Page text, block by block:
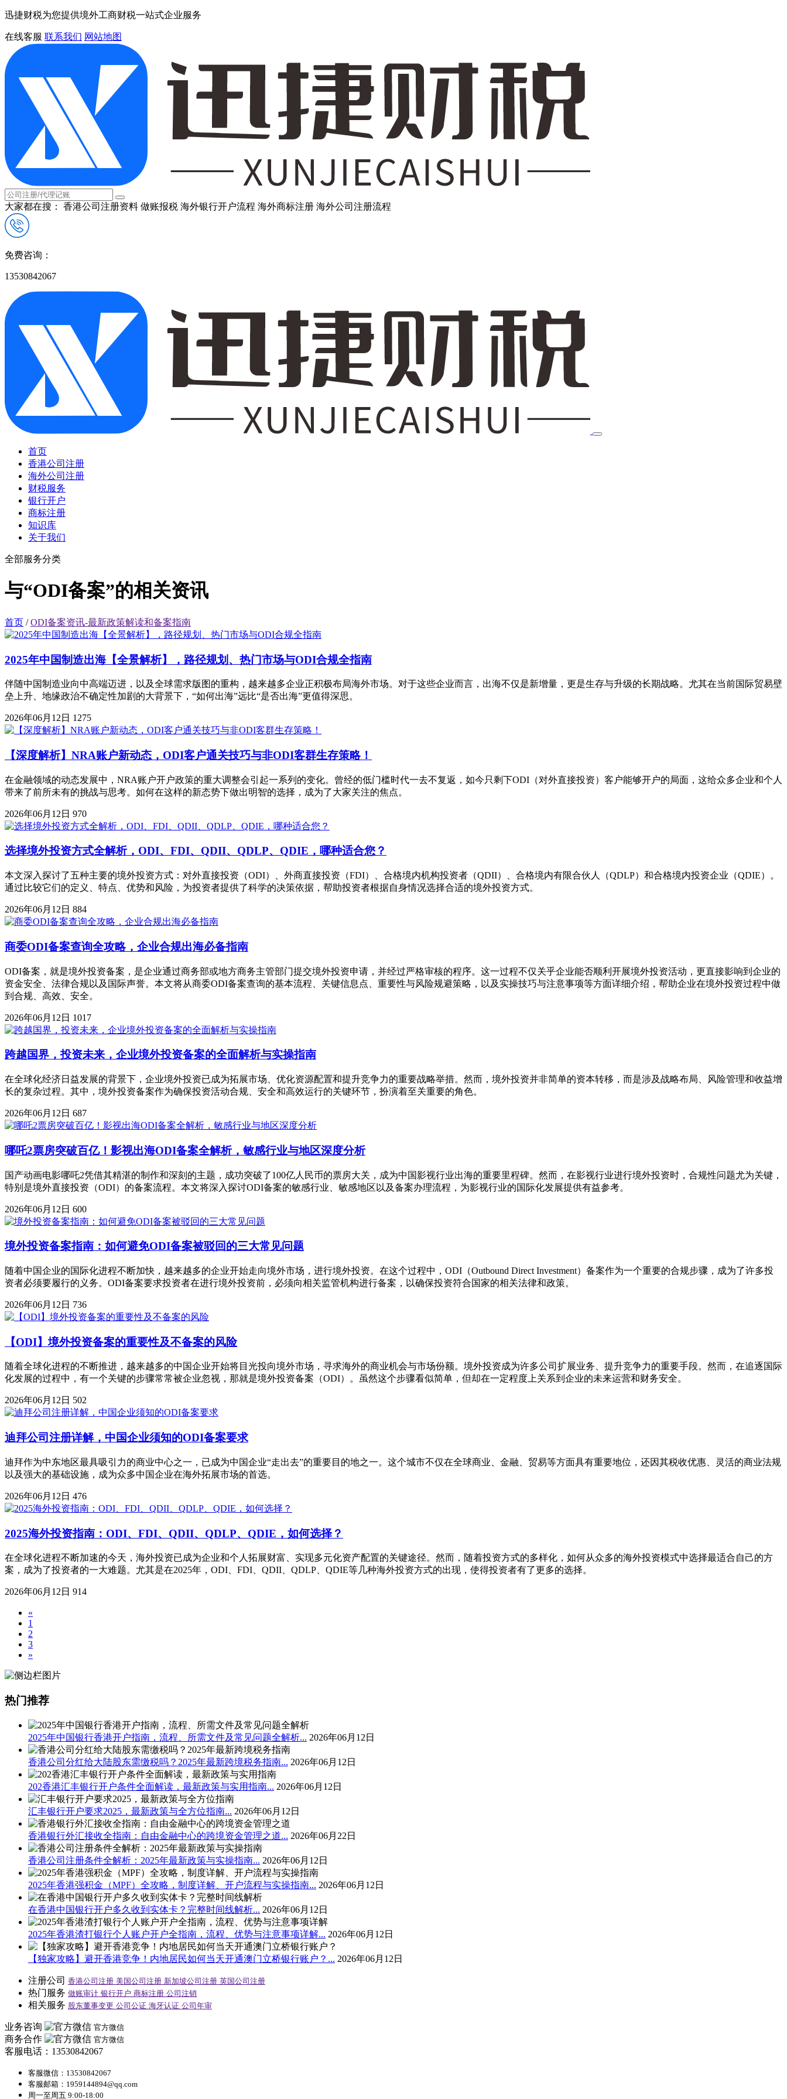
迅捷财税为您提供境外工商财税一站式企业服务
在线客服 联系我们 网站地图
大家都在搜： 香港公司注册资料 做账报税 海外银行开户流程 海外商标注册 海外公司注册流程
免费咨询：
13530842067
首页
香港公司注册
海外公司注册
财税服务
银行开户
商标注册
知识库
关于我们
全部服务分类
与“ODI备案”的相关资讯
首页 /ODI备案资讯-最新政策解读和备案指南
2025年中国制造出海【全景解析】，路径规划、热门市场与ODI合规全指南
伴随中国制造业向中高端迈进，以及全球需求版图的重构，越来越多企业正积极布局海外市场。对于这些企业而言，出海不仅是新增量，更是生存与升级的长期战略。尤其在当前国际贸易壁
垒上升、地缘政治不确定性加剧的大背景下，“如何出海”远比“是否出海”更值得深思。
2026年06月12日 1275
【深度解析】NRA账户新动态，ODI客户通关技巧与非ODI客群生存策略！
在金融领域的动态发展中，NRA账户开户政策的重大调整会引起一系列的变化。曾经的低门槛时代一去不复返，如今只剩下ODI（对外直接投资）客户能够开户的局面，这给众多企业和个人
带来了前所未有的挑战与思考。如何在这样的新态势下做出明智的选择，成为了大家关注的焦点。
2026年06月12日 970
选择境外投资方式全解析，ODI、FDI、QDII、QDLP、QDIE，哪种适合您？
本文深入探讨了五种主要的境外投资方式：对外直接投资（ODI）、外商直接投资（FDI）、合格境内机构投资者（QDII）、合格境内有限合伙人（QDLP）和合格境内投资企业（QDIE）。
通过比较它们的定义、特点、优势和风险，为投资者提供了科学的决策依据，帮助投资者根据自身情况选择合适的境外投资方式。
2026年06月12日 884
商委ODI备案查询全攻略，企业合规出海必备指南
ODI备案，就是境外投资备案，是企业通过商务部或地方商务主管部门提交境外投资申请，并经过严格审核的程序。这一过程不仅关乎企业能否顺利开展境外投资活动，更直接影响到企业的
资金安全、法律合规以及国际声誉。本文将从商委ODI备案查询的基本流程、关键信息点、重要性与风险规避策略，以及实操技巧与注意事项等方面详细介绍，帮助企业在境外投资过程中做
到合规、高效、安全。
2026年06月12日 1017
跨越国界，投资未来，企业境外投资备案的全面解析与实操指南
在全球化经济日益发展的背景下，企业境外投资已成为拓展市场、优化资源配置和提升竞争力的重要战略举措。然而，境外投资并非简单的资本转移，而是涉及战略布局、风险管理和收益增
长的复杂过程。其中，境外投资备案作为确保投资活动合规、安全和高效运行的关键环节，扮演着至关重要的角色。
2026年06月12日 687
哪吒2票房突破百亿！影视出海ODI备案全解析，敏感行业与地区深度分析
国产动画电影哪吒2凭借其精湛的制作和深刻的主题，成功突破了100亿人民币的票房大关，成为中国影视行业出海的重要里程碑。然而，在影视行业进行境外投资时，合规性问题尤为关键，
特别是境外直接投资（ODI）的备案流程。本文将深入探讨ODI备案的敏感行业、敏感地区以及备案办理流程，为影视行业的国际化发展提供有益参考。
2026年06月12日 600
境外投资备案指南：如何避免ODI备案被驳回的三大常见问题
随着中国企业的国际化进程不断加快，越来越多的企业开始走向境外市场，进行境外投资。在这个过程中，ODI（Outbound Direct Investment）备案作为一个重要的合规步骤，成为了许多投
资者必须要履行的义务。ODI备案要求投资者在进行境外投资前，必须向相关监管机构进行备案，以确保投资符合国家的相关法律和政策。
2026年06月12日 736
【ODI】境外投资备案的重要性及不备案的风险
随着全球化进程的不断推进，越来越多的中国企业开始将目光投向境外市场，寻求海外的商业机会与市场份额。境外投资成为许多公司扩展业务、提升竞争力的重要手段。然而，在追逐国际
化发展的过程中，有一个关键的步骤常常被企业忽视，那就是境外投资备案（ODI）。虽然这个步骤看似简单，但却在一定程度上关系到企业的未来运营和财务安全。
2026年06月12日 502
迪拜公司注册详解，中国企业须知的ODI备案要求
迪拜作为中东地区最具吸引力的商业中心之一，已成为中国企业“走出去”的重要目的地之一。这个城市不仅在全球商业、金融、贸易等方面具有重要地位，还因其税收优惠、灵活的商业法规
以及强大的基础设施，成为众多中国企业在海外拓展市场的首选。
2026年06月12日 476
2025海外投资指南：ODI、FDI、QDII、QDLP、QDIE，如何选择？
在全球化进程不断加速的今天，海外投资已成为企业和个人拓展财富、实现多元化资产配置的关键途径。然而，随着投资方式的多样化，如何从众多的海外投资模式中选择最适合自己的方
案，成为了投资者的一大难题。尤其是在2025年，ODI、FDI、QDII、QDLP、QDIE等几种海外投资方式的出现，使得投资者有了更多的选择。
2026年06月12日 914
«
1
2
3
»
热门推荐
2025年中国银行香港开户指南，流程、所需文件及常见问题全解析... 2026年06月12日
香港公司分红给大陆股东需缴税吗？2025年最新跨境税务指南... 2026年06月12日
202香港汇丰银行开户条件全面解读，最新政策与实用指南... 2026年06月12日
汇丰银行开户要求2025，最新政策与全方位指南... 2026年06月12日
香港银行外汇接收全指南：自由金融中心的跨境资金管理之道... 2026年06月22日
香港公司注册条件全解析：2025年最新政策与实操指南... 2026年06月12日
2025年香港强积金（MPF）全攻略，制度详解、开户流程与实操指南... 2026年06月12日
在香港中国银行开户多久收到实体卡？完整时间线解析... 2026年06月12日
2025年香港渣打银行个人账户开户全指南，流程、优势与注意事项详解... 2026年06月12日
【独家攻略】避开香港竞争！内地居民如何当天开通澳门立桥银行账户？... 2026年06月12日
注册公司 香港公司注册 美国公司注册 新加坡公司注册 英国公司注册
热门服务 做账审计 银行开户 商标注册 公司注销
相关服务 股东董事变更 公司公证 海牙认证 公司年审
业务咨询 官方微信
商务合作 官方微信
客服电话：13530842067
客服微信：13530842067
客服邮箱：1959144894@qq.com
周一至周五 9:00-18:00